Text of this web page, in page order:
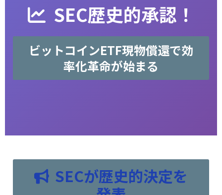
SEC歴史的承認！
ビットコインETF現物償還で効
率化革命が始まる
SECが歴史的決定を